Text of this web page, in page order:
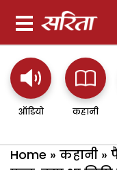
ऑडियो कहानी
Home » कहानी »